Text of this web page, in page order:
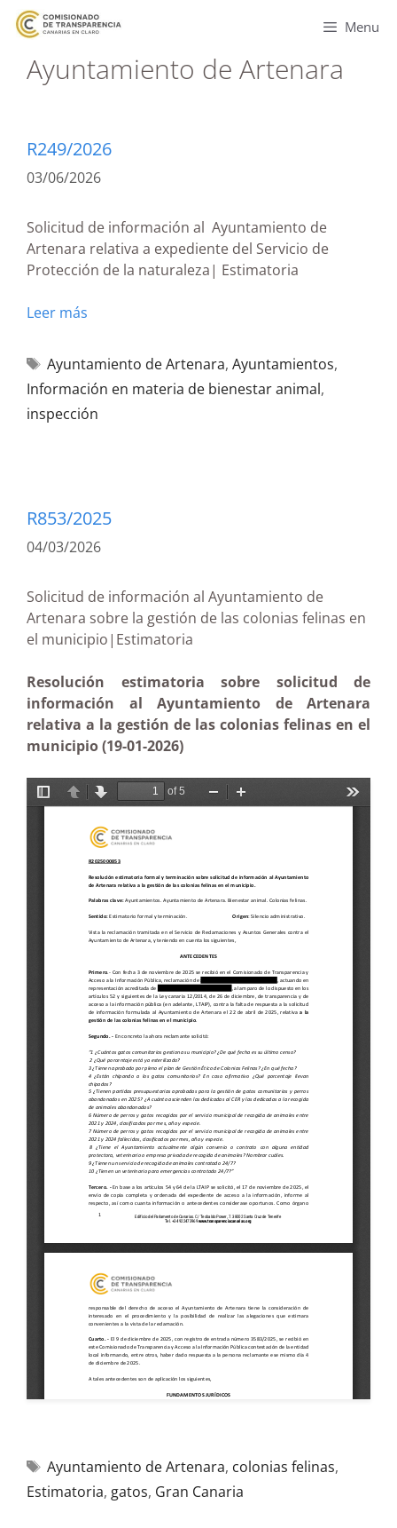
Menu
Ayuntamiento de Artenara
R249/2026
03/06/2026
Solicitud de información al Ayuntamiento de
Artenara relativa a expediente del Servicio de
Protección de la naturaleza| Estimatoria
Leer más
Ayuntamiento de Artenara, Ayuntamientos,
Información en materia de bienestar animal,
inspección
R853/2025
04/03/2026
Solicitud de información al Ayuntamiento de
Artenara sobre la gestión de las colonias felinas en
el municipio|Estimatoria
Resolución estimatoria sobre solicitud de
información al Ayuntamiento de Artenara
relativa a la gestión de las colonias felinas en el
municipio (19-01-2026)
Ayuntamiento de Artenara, colonias felinas,
Estimatoria, gatos, Gran Canaria